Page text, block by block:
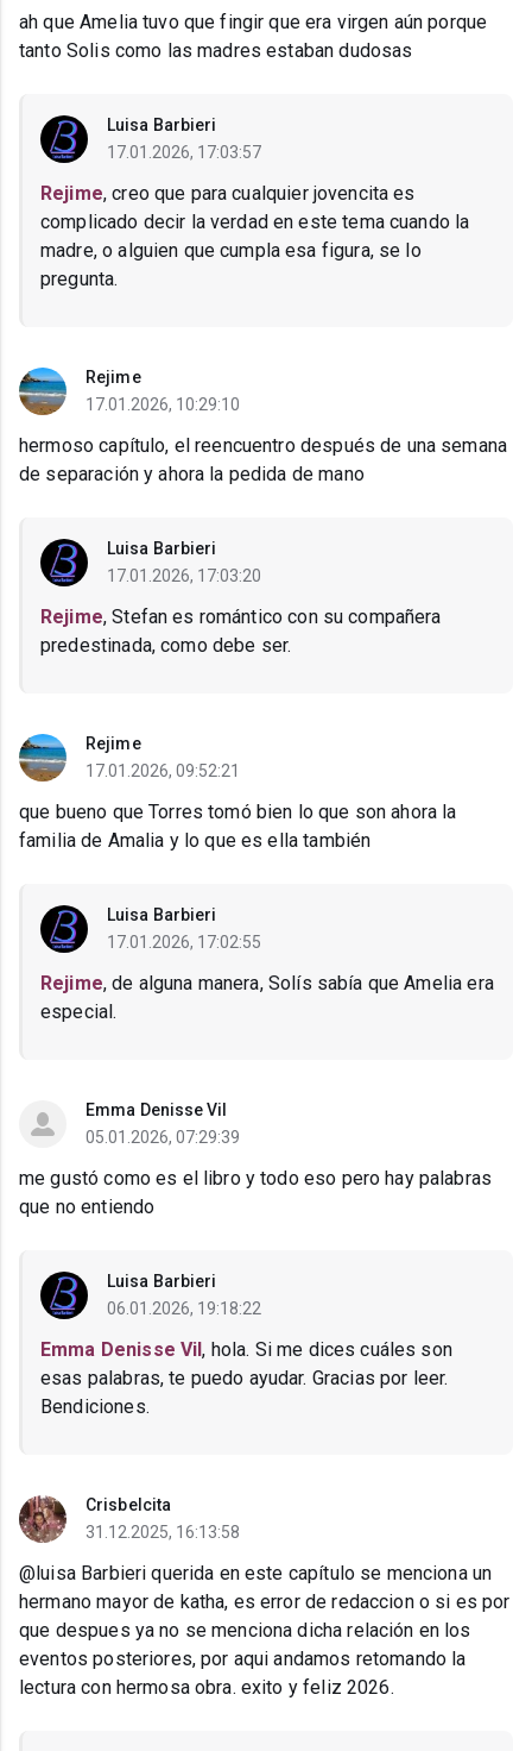
ah que Amelia tuvo que fingir que era virgen aún porque
tanto Solis como las madres estaban dudosas
Luisa Barbieri
17.01.2026, 17:03:57
Rejime, creo que para cualquier jovencita es
complicado decir la verdad en este tema cuando la
madre, o alguien que cumpla esa figura, se lo
pregunta.
Rejime
17.01.2026, 10:29:10
hermoso capítulo, el reencuentro después de una semana
de separación y ahora la pedida de mano
Luisa Barbieri
17.01.2026, 17:03:20
Rejime, Stefan es romántico con su compañera
predestinada, como debe ser.
Rejime
17.01.2026, 09:52:21
que bueno que Torres tomó bien lo que son ahora la
familia de Amalia y lo que es ella también
Luisa Barbieri
17.01.2026, 17:02:55
Rejime, de alguna manera, Solís sabía que Amelia era
especial.
Emma Denisse Vil
05.01.2026, 07:29:39
me gustó como es el libro y todo eso pero hay palabras
que no entiendo
Luisa Barbieri
06.01.2026, 19:18:22
Emma Denisse Vil, hola. Si me dices cuáles son
esas palabras, te puedo ayudar. Gracias por leer.
Bendiciones.
Crisbelcita
31.12.2025, 16:13:58
@luisa Barbieri querida en este capítulo se menciona un
hermano mayor de katha, es error de redaccion o si es por
que despues ya no se menciona dicha relación en los
eventos posteriores, por aqui andamos retomando la
lectura con hermosa obra. exito y feliz 2026.